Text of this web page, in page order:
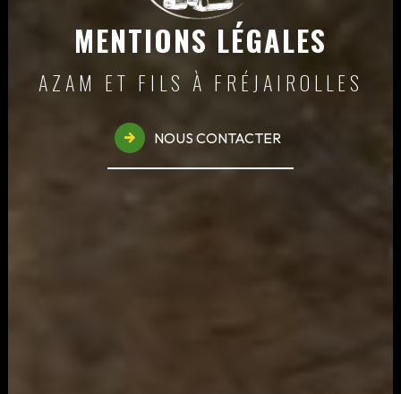
MENTIONS LÉGALES
AZAM ET FILS À FRÉJAIROLLES
NOUS CONTACTER